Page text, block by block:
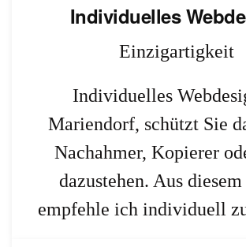
Individuelles
Einzigartigkeit
Individuelles
Mariendorf, schützt Sie
Nachahmer, Kopierer
dazustehen. Aus
empfehle ich individuell